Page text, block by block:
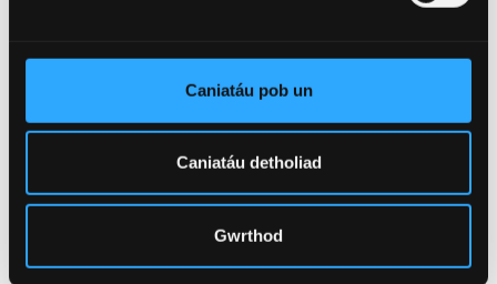
Caniatáu pob un
Caniatáu detholiad
Gwrthod
CHYFIAWNDER TROSEDDOL
Mae Troseddeg Gymharol a Chyfiawnder
Troseddol yn ymdrin â'r problemau cymhleth sy'n
drywydd cyfiawnder troseddol yn y byd sydd
ohoni. Mae ein MA Troseddeg Gymharol a
Chyfiawnder Troseddol yn caniatáu i chi astudio’r